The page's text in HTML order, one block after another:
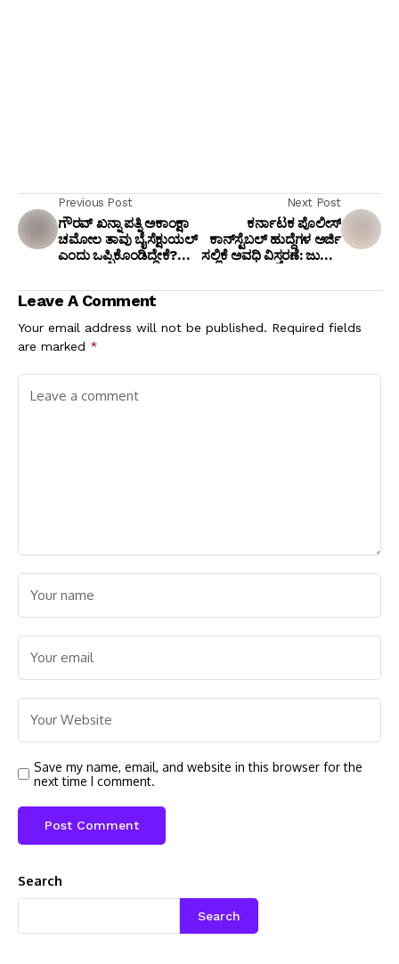
Previous Post
ಗೌರವ್ ಖನ್ನಾ ಪತ್ನಿ ಅಕಾಂಕ್ಷಾ
ಚಮೋಲ ತಾವು ಬೈಸೆಕ್ಷುಯಲ್
ಎಂದು ಒಪ್ಪಿಕೊಂಡಿದ್ದೇಕೆ?
ಶೋನಲ್ಲಿ ಹೈಡ್ರಾಮಾ!
Next Post
ಕರ್ನಾಟಕ ಪೊಲೀಸ್
ಕಾನ್‌ಸ್ಟೆಬಲ್ ಹುದ್ದೆಗಳ ಅರ್ಜಿ
ಸಲ್ಲಿಕೆ ಅವಧಿ ವಿಸ್ತರಣೆ: ಜುಲೈ 8
Leave A Comment
Your email address will not be published. Required fields
are marked *
Save my name, email, and website in this browser for the
next time I comment.
Search
Search